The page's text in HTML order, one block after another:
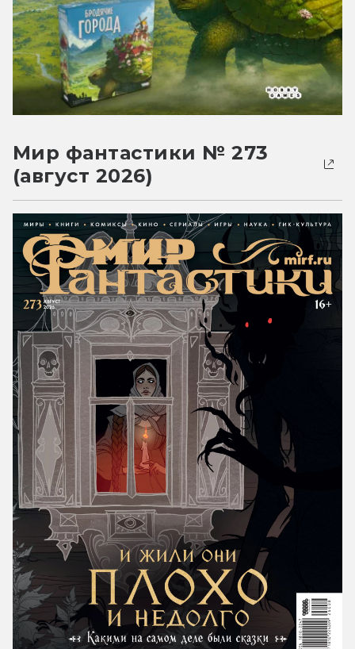
Мир фантастики № 273
(август 2026)